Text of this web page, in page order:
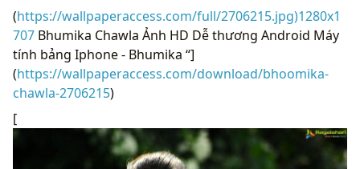
(https://wallpaperaccess.com/full/2706215.jpg)1280x1
707 Bhumika Chawla Ảnh HD Dễ thương Android Máy
tính bảng Iphone - Bhumika “]
(https://wallpaperaccess.com/download/bhoomika-
chawla-2706215)
[